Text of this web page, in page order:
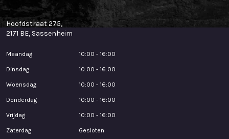
Klantenservice
Hoofdstraat 275,
2171 BE, Sassenheim
Maandag 10:00 - 16:00
Dinsdag 10:00 - 16:00
Woensdag 10:00 - 16:00
Donderdag 10:00 - 16:00
Vrijdag 10:00 - 16:00
Zaterdag Gesloten